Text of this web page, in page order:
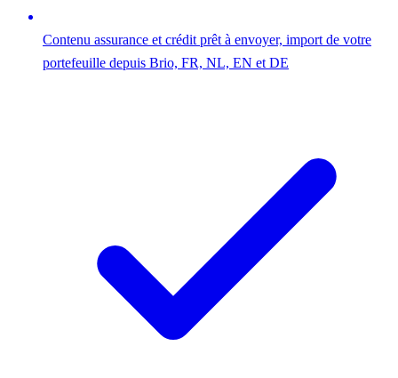
Contenu assurance et crédit prêt à envoyer, import de votre
portefeuille depuis Brio, FR, NL, EN et DE